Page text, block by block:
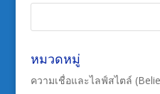
หมวดหมู่
ความเชื่อและไลฟ์สไตล์